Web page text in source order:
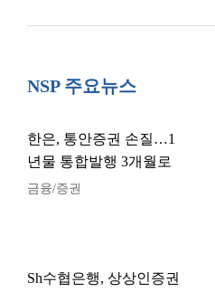
NSP 주요뉴스
한은, 통안증권 손질…1
년물 통합발행 3개월로
금융/증권
Sh수협은행, 상상인증권